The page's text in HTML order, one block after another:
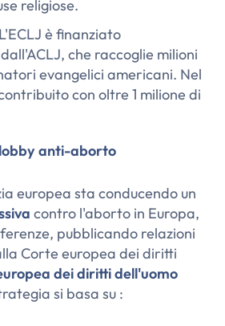
religiose.
L'ECLJ è finanziato
che raccoglie milioni
evangelici americani. Nel
con oltre 1 milione di
anti-aborto
europea sta conducendo un
contro l'aborto in Europa,
pubblicando relazioni
Corte europea dei diritti
dei diritti dell'uomo
si basa su :